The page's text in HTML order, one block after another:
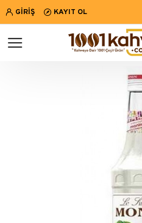
GIRIŞ KAYIT OL